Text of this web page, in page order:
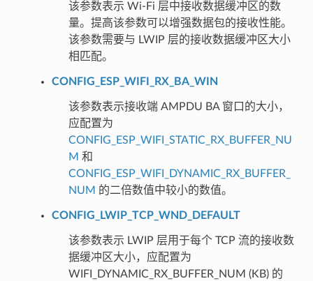
该参数表示 Wi-Fi 层中接收数据缓冲区的数
量。提高该参数可以增强数据包的接收性能。
该参数需要与 LWIP 层的接收数据缓冲区大小
相匹配。
CONFIG_ESP_WIFI_RX_BA_WIN
该参数表示接收端 AMPDU BA 窗口的大小，
应配置为
CONFIG_ESP_WIFI_STATIC_RX_BUFFER_NU
M 和
CONFIG_ESP_WIFI_DYNAMIC_RX_BUFFER_
NUM 的二倍数值中较小的数值。
CONFIG_LWIP_TCP_WND_DEFAULT
该参数表示 LWIP 层用于每个 TCP 流的接收数
据缓冲区大小，应配置为
WIFI_DYNAMIC_RX_BUFFER_NUM (KB) 的